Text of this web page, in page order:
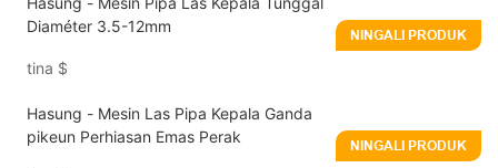
Diaméter 3.5-12mm
tina $
NINGALI PRODUK
Hasung - Mesin Las Pipa Kepala Ganda
pikeun Perhiasan Emas Perak
NINGALI PRODUK